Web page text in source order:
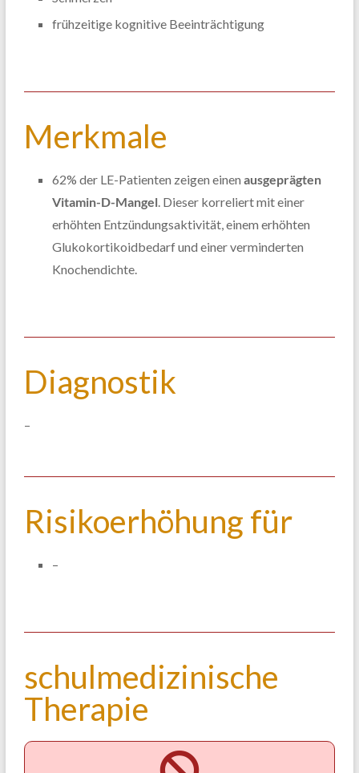
frühzeitige kognitive Beeinträchtigung
Merkmale
62% der LE-Patienten zeigen einen ausgeprägten
Vitamin-D-Mangel. Dieser korreliert mit einer
erhöhten Entzündungsaktivität, einem erhöhten
Glukokortikoidbedarf und einer verminderten
Knochendichte.
Diagnostik
–
Risikoerhöhung für
–
schulmedizinische
Therapie